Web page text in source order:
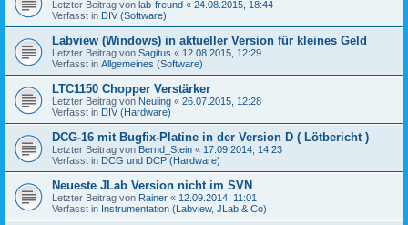
Letzter Beitrag von lab-freund « 24.08.2015, 18:44
Verfasst in DIV (Software)
Labview (Windows) in aktueller Version für kleines Geld
Letzter Beitrag von Sagitus « 12.08.2015, 12:29
Verfasst in Allgemeines (Software)
LTC1150 Chopper Verstärker
Letzter Beitrag von Neuling « 26.07.2015, 12:28
Verfasst in DIV (Hardware)
DCG-16 mit Bugfix-Platine in der Version D ( Lötbericht )
Letzter Beitrag von Bernd_Stein « 17.09.2014, 14:23
Verfasst in DCG und DCP (Hardware)
Neueste JLab Version nicht im SVN
Letzter Beitrag von Rainer « 12.09.2014, 11:01
Verfasst in Instrumentation (Labview, JLab & Co)